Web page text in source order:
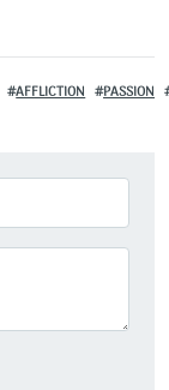
AFFLICTION PASSION